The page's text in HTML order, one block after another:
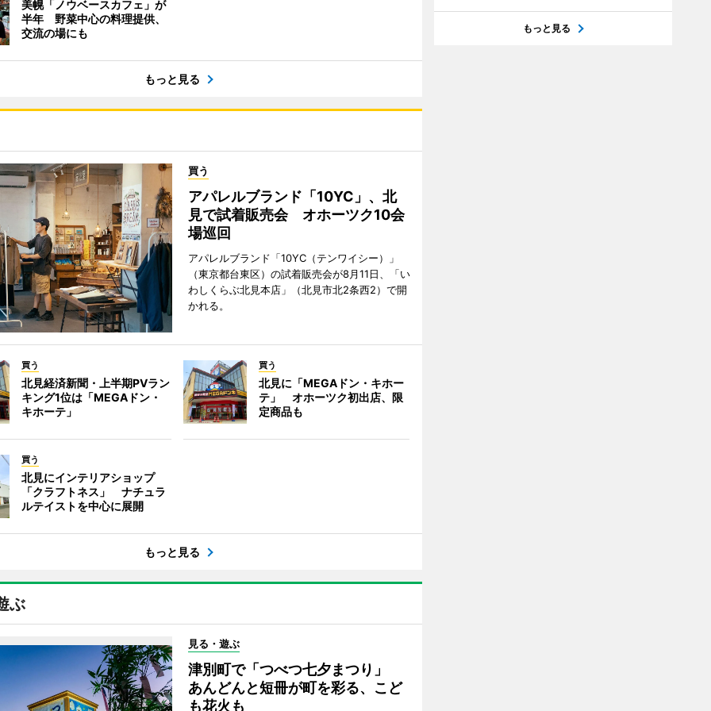
美幌「ノウベースカフェ」が
半年 野菜中心の料理提供、
交流の場にも
もっと見る
買う
アパレルブランド「10YC」、北
見で試着販売会 オホーツク10会
場巡回
アパレルブランド「10YC（テンワイシー）」
（東京都台東区）の試着販売会が8月11日、「い
わしくらぶ北見本店」（北見市北2条西2）で開
かれる。
買う
北見経済新聞・上半期PVラン
キング1位は「MEGAドン・
キホーテ」
買う
北見に「MEGAドン・キホー
テ」 オホーツク初出店、限
定商品も
買う
北見にインテリアショップ
「クラフトネス」 ナチュラ
ルテイストを中心に展開
もっと見る
ぶ
見る・遊ぶ
津別町で「つべつ七夕まつり」
あんどんと短冊が町を彩る、こど
も花火も
もっと見る